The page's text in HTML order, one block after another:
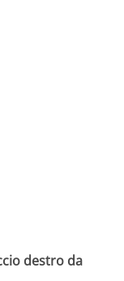
destro da